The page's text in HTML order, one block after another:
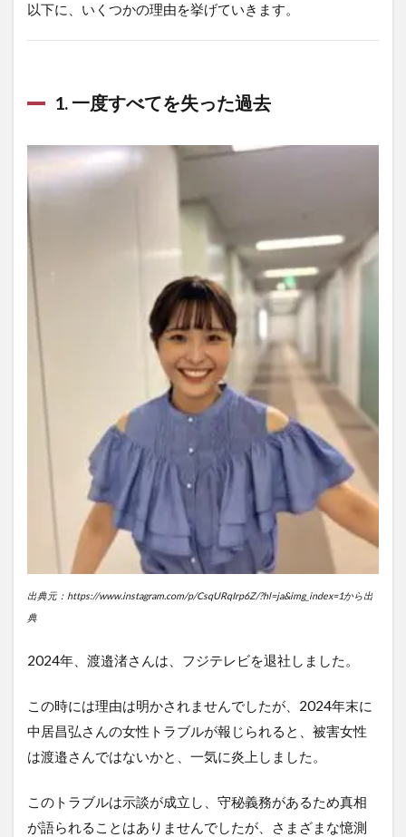
以下に、いくつかの理由を挙げていきます。
1. 一度すべてを失った過去
出典元：https://www.instagram.com/p/CsqURqIrp6Z/?hl=ja&img_index=1から出
典
2024年、渡邉渚さんは、フジテレビを退社しました。
この時には理由は明かされませんでしたが、2024年末に
中居昌弘さんの女性トラブルが報じられると、被害女性
は渡邉さんではないかと、一気に炎上しました。
このトラブルは示談が成立し、守秘義務があるため真相
が語られることはありませんでしたが、さまざまな憶測